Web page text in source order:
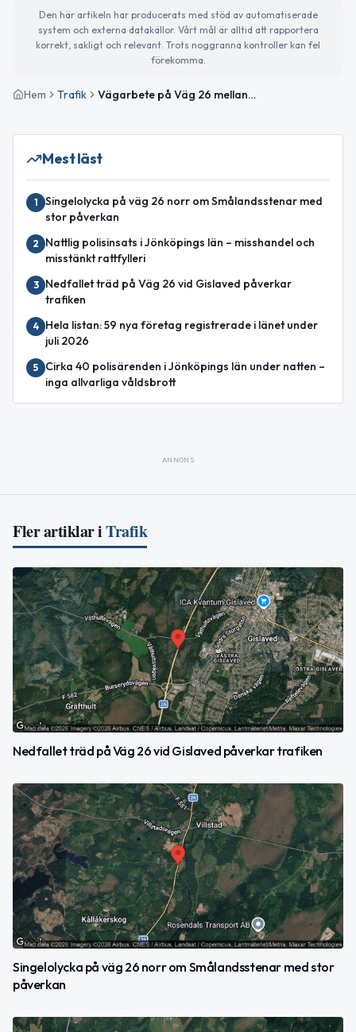
Den här artikeln har producerats med stöd av automatiserade
system och externa datakällor. Vårt mål är alltid att rapportera
korrekt, sakligt och relevant. Trots noggranna kontroller kan fel
förekomma.
Hem Trafik Vägarbete på Väg 26 mellan Smålandsstenar och Villstad S avslutat
Mest läst
1
Singelolycka på väg 26 norr om Smålandsstenar med
stor påverkan
2
Nattlig polisinsats i Jönköpings län – misshandel och
misstänkt rattfylleri
3
Nedfallet träd på Väg 26 vid Gislaved påverkar
trafiken
4
Hela listan: 59 nya företag registrerade i länet under
juli 2026
5
Cirka 40 polisärenden i Jönköpings län under natten –
inga allvarliga våldsbrott
ANNONS
Fler artiklar iTrafik
Nedfallet träd på Väg 26 vid Gislaved påverkar trafiken
Singelolycka på väg 26 norr om Smålandsstenar med stor
påverkan